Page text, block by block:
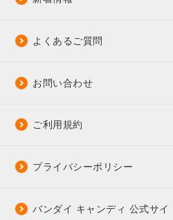
よくあるご質問
お問い合わせ
ご利用規約
プライバシーポリシー
バンダイ キャンディ 公式サイ